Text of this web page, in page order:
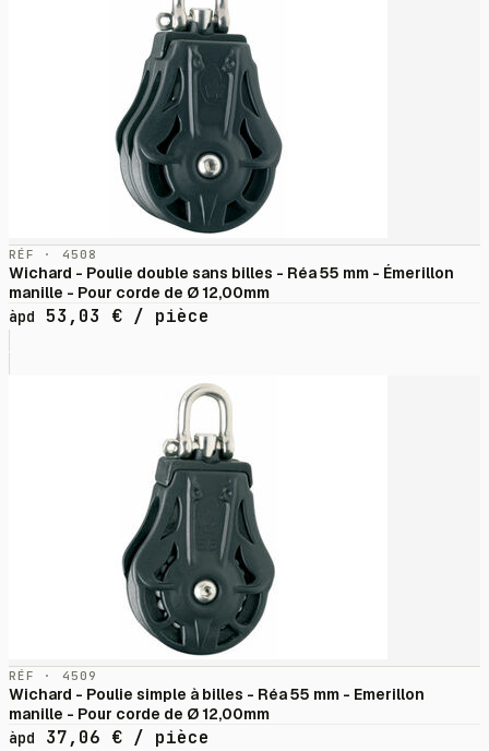
RÉF · 4508
Wichard - Poulie double sans billes - Réa 55 mm - Émerillon
manille - Pour corde de Ø 12,00mm
àpd
53,03 € / pièce
RÉF · 4509
Wichard - Poulie simple à billes - Réa 55 mm - Emerillon
manille - Pour corde de Ø 12,00mm
àpd
37,06 € / pièce